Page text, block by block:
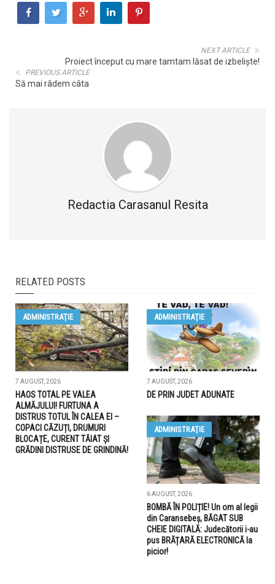
NEXT ARTICLE
Proiect început cu mare tamtam lăsat de izbeliște!
PREVIOUS ARTICLE
Să mai râdem câta
Redactia Carasanul Resita
RELATED POSTS
ADMINISTRAŢIE
7 AUGUST, 2026
HAOS TOTAL PE VALEA
ALMĂJULUI! FURTUNA A
DISTRUS TOTUL ÎN CALEA EI –
COPACI CĂZUȚI, DRUMURI
BLOCAȚE, CURENT TĂIAT ȘI
GRĂDINI DISTRUSE DE GRINDINĂ!
ADMINISTRAŢIE
7 AUGUST, 2026
DE PRIN JUDET ADUNATE
ADMINISTRAŢIE
6 AUGUST, 2026
BOMBĂ ÎN POLIȚIE! Un om al legii
din Caransebeș, BĂGAT SUB
CHEIE DIGITALĂ: Judecătorii i-au
pus BRĂȚARĂ ELECTRONICĂ la
picior!